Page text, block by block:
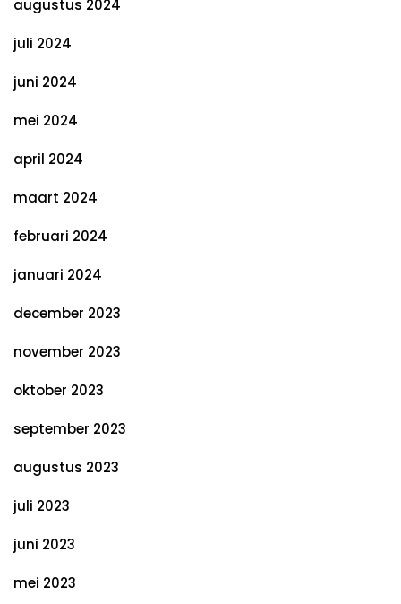
augustus 2024
juli 2024
juni 2024
mei 2024
april 2024
maart 2024
februari 2024
januari 2024
december 2023
november 2023
oktober 2023
september 2023
augustus 2023
juli 2023
juni 2023
mei 2023